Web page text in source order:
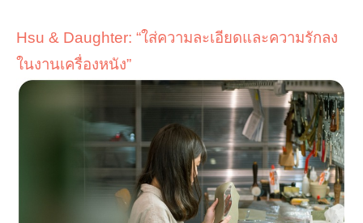
Hsu & Daughter: “ใส่ความละเอียดและความรักลง
ในงานเครื่องหนัง”